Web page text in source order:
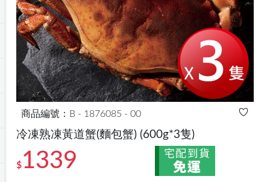
箱購飲料
商品編號：B - 1876085 - 00
冷凍熟凍黃道蟹(麵包蟹) (600g*3隻)
$1339